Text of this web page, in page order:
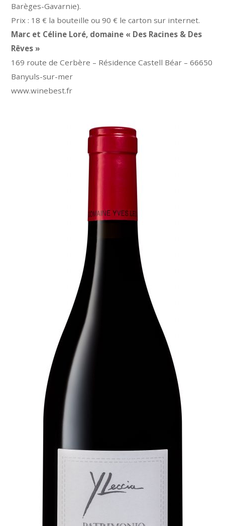
Barèges-Gavarnie).
Prix : 18 € la bouteille ou 90 € le carton sur internet.
Marc et Céline Loré, domaine « Des Racines & Des
Rêves »
169 route de Cerbère – Résidence Castell Béar – 66650
Banyuls-sur-mer
www.winebest.fr